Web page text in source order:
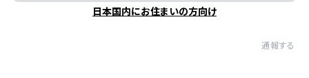
日本国内にお住まいの方向け
通報する